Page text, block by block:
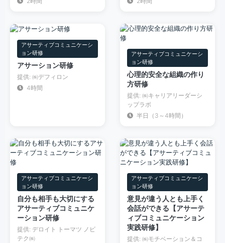
アサーティブコミュニケーシ
ョン研修
アサーション研修
提供: ㈱デフィロン
4時間
アサーティブコミュニケーシ
ョン研修
心理的安全な組織の作り
方研修
提供: ㈱キャリアリーダーシ
ップラボ
半日（3～4時間）
アサーティブコミュニケーシ
ョン研修
自分も相手も大切にする
アサーティブコミュニケ
ーション研修
提供: デロイト トーマツ ノビ
テク㈱
アサーティブコミュニケーシ
ョン研修
意見が違う人とも上手く
会話ができる【アサーテ
ィブコミュニケーション
実践研修】
提供: ㈱モチベーション＆コ